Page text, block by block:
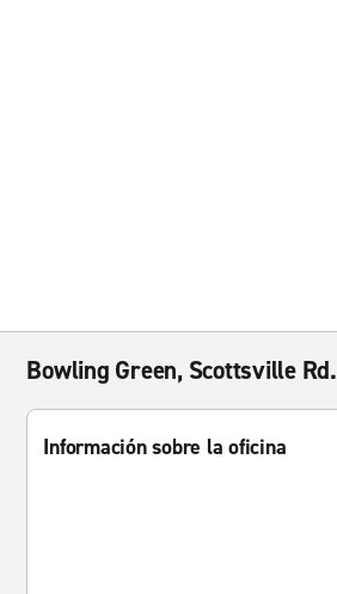
Bowling Green, Scottsville Rd.
Información sobre la oficina